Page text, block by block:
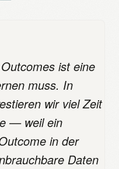
ist eine
muss. In
wir viel Zeit
— weil ein
in der
Daten